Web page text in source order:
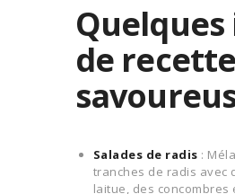
Quelques
de
Salades de radis :
tranches de radis avec
laitue, des concombres